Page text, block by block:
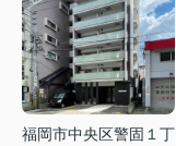
福岡市中央区警固１丁